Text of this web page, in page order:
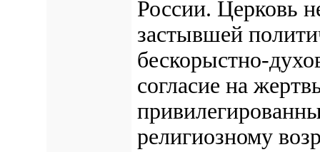
России. Церковь
застывшей
бескорыстно-
согласие на
религиозному